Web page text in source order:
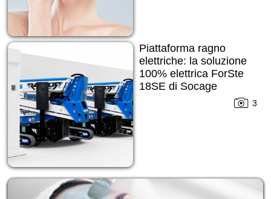
Piattaforma ragno
elettriche: la soluzione
100% elettrica ForSte
18SE di Socage
3